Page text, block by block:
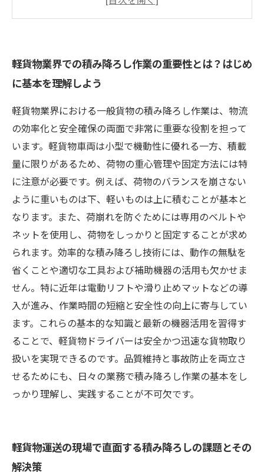
荷物の重心管理と固定方法で輸送品質を劇的に
降ろし実践法とは？
安全面に配慮した積み降ろし技術で軽貨物業者
が得る信頼と安心
一般貨物の積み降ろし技術がもたらす現場の変
化と業界の未来
軽貨物荷役スキルの総まとめ：安全かつ迅速に
作業を行うために必須の知識
軽貨物業界での積み降ろし作業の重要性とは？はじめ
に基本を理解しよう
軽貨物業界における一般貨物の積み降ろし作業は、物流
の効率化と安全確保の両面で非常に重要な役割を担って
います。軽貨物車両は小型で機動性に優れる一方、積載
量に限りがあるため、荷物の重心管理や固定方法には特
に注意が必要です。例えば、荷物のバランスを崩さない
ように重いものは下、軽いものは上に積むことが基本と
なります。また、荷崩れを防ぐためには専用のベルトや
ネットを使用し、荷物をしっかりと固定することが求め
られます。効率的な積み降ろし技術には、動作の無駄を
省くことや適切な工具および補助機器の活用も欠かせま
せん。特に近年は電動リフトや滑り止めマットなどの導
入が進み、作業時間の短縮と安全性の向上に寄与してい
ます。これらの基本的な知識と最新の機器活用を習得す
ることで、軽貨物ドライバーは安全かつ迅速な貨物取り
扱いを実現できるのです。品質維持と事故防止を両立さ
せるためにも、日々の業務で積み降ろし作業の基本をし
っかり理解し、実践することが不可欠です。
軽貨物運送の現場で直面する積み降ろしの課題とその
解決策